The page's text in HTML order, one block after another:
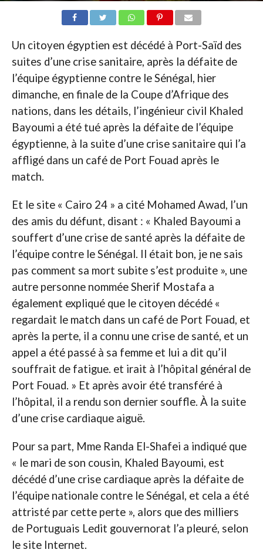
Un citoyen égyptien est décédé à Port-Saïd des
suites d’une crise sanitaire, après la défaite de
l’équipe égyptienne contre le Sénégal, hier
dimanche, en finale de la Coupe d’Afrique des
nations, dans les détails, l’ingénieur civil Khaled
Bayoumi a été tué après la défaite de l’équipe
égyptienne, à la suite d’une crise sanitaire qui l’a
affligé dans un café de Port Fouad après le
match.
Et le site « Cairo 24 » a cité Mohamed Awad, l’un
des amis du défunt, disant : « Khaled Bayoumi a
souffert d’une crise de santé après la défaite de
l’équipe contre le Sénégal. Il était bon, je ne sais
pas comment sa mort subite s’est produite », une
autre personne nommée Sherif Mostafa a
également expliqué que le citoyen décédé «
regardait le match dans un café de Port Fouad, et
après la perte, il a connu une crise de santé, et un
appel a été passé à sa femme et lui a dit qu’il
souffrait de fatigue. et irait à l’hôpital général de
Port Fouad. » Et après avoir été transféré à
l’hôpital, il a rendu son dernier souffle. À la suite
d’une crise cardiaque aiguë.
Pour sa part, Mme Randa El-Shafei a indiqué que
« le mari de son cousin, Khaled Bayoumi, est
décédé d’une crise cardiaque après la défaite de
l’équipe nationale contre le Sénégal, et cela a été
attristé par cette perte », alors que des milliers
de Portuguais Ledit gouvernorat l’a pleuré, selon
le site Internet.